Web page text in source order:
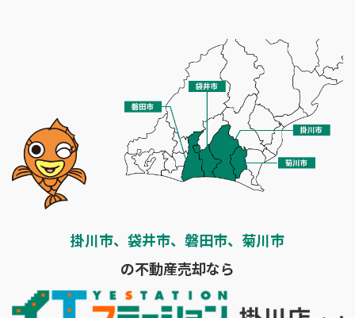
掛川市、袋井市、磐田市、菊川市
の不動産売却なら